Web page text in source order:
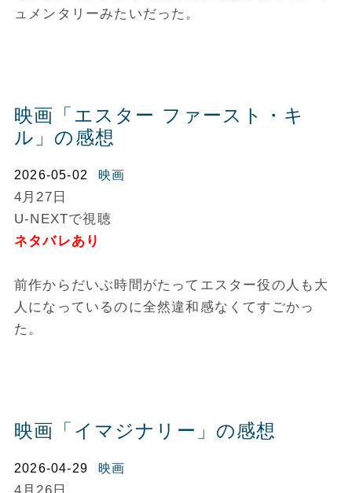
ュメンタリーみたいだった。
映画「エスター ファースト・キ
ル」の感想
2026-05-02 映画
4月27日
U-NEXTで視聴
ネタバレあり
前作からだいぶ時間がたってエスター役の人も大
人になっているのに全然違和感なくてすごかっ
た。
映画「イマジナリー」の感想
2026-04-29 映画